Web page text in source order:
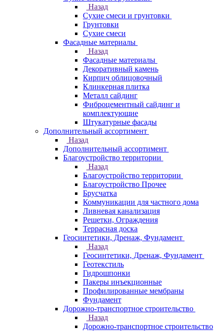
Назад
Сухие смеси и грунтовки
Грунтовки
Сухие смеси
Фасадные материалы
Назад
Фасадные материалы
Декоративный камень
Кирпич облицовочный
Клинкерная плитка
Металл сайдинг
Фиброцементный сайдинг и
комплектующие
Штукатурные фасады
Дополнительный ассортимент
Назад
Дополнительный ассортимент
Благоустройство территории
Назад
Благоустройство территории
Благоустройство Прочее
Брусчатка
Коммуникации для частного дома
Ливневая канализация
Решетки, Ограждения
Террасная доска
Геосинтетики, Дренаж, Фундамент
Назад
Геосинтетики, Дренаж, Фундамент
Геотекстиль
Гидрошпонки
Пакеры инъекционные
Профилированные мембраны
Фундамент
Дорожно-транспортное строительство
Назад
Дорожно-транспортное строительство